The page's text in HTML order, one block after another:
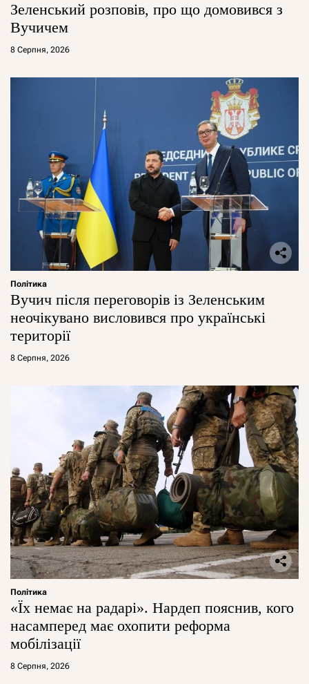
Зеленський розповів, про що домовився з
Вучичем
8 Серпня, 2026
Політика
Вучич після переговорів із Зеленським
неочікувано висловився про українські
території
8 Серпня, 2026
Політика
«Їх немає на радарі». Нардеп пояснив, кого
насамперед має охопити реформа
мобілізації
8 Серпня, 2026